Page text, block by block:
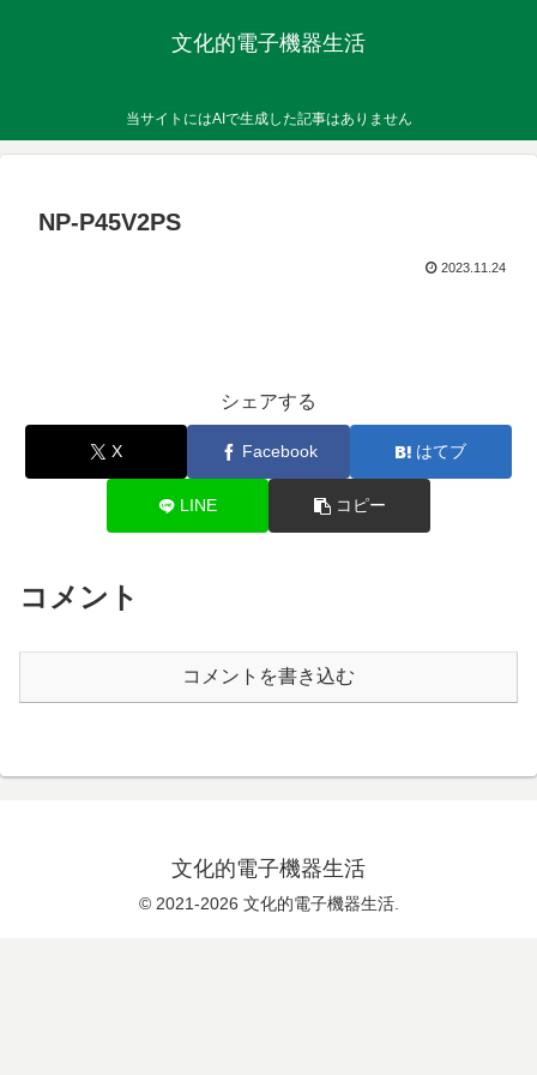
文化的電子機器生活
当サイトにはAIで生成した記事はありません
NP-P45V2PS
2023.11.24
シェアする
X Facebook はてブ
LINE コピー
コメント
コメントを書き込む
文化的電子機器生活
© 2021-2026 文化的電子機器生活.